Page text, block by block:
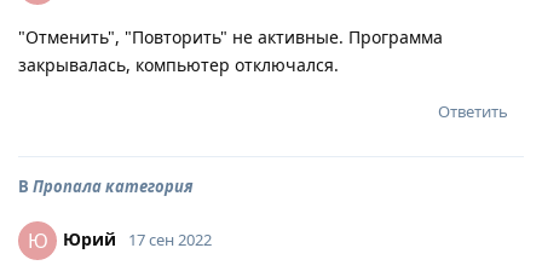
"Отменить", "Повторить" не активные. Программа
закрывалась, компьютер отключался.
Ответить
В Пропала категория
Ю Юрий 17 сен 2022